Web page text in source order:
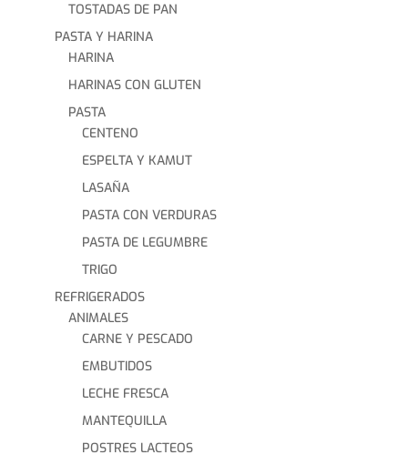
TOSTADAS DE PAN
PASTA Y HARINA
HARINA
HARINAS CON GLUTEN
PASTA
CENTENO
ESPELTA Y KAMUT
LASAÑA
PASTA CON VERDURAS
PASTA DE LEGUMBRE
TRIGO
REFRIGERADOS
ANIMALES
CARNE Y PESCADO
EMBUTIDOS
LECHE FRESCA
MANTEQUILLA
POSTRES LACTEOS